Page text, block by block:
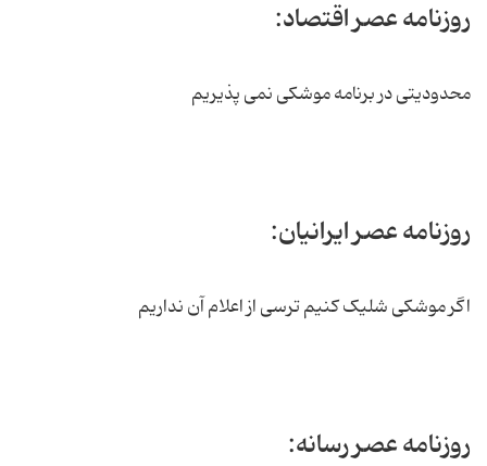
روزنامه عصر اقتصاد:
محدودیتی در برنامه موشکی نمی پذیریم
روزنامه عصر ایرانیان:
اگر موشکی شلیک کنیم ترسی از اعلام آن نداریم
روزنامه عصر رسانه: